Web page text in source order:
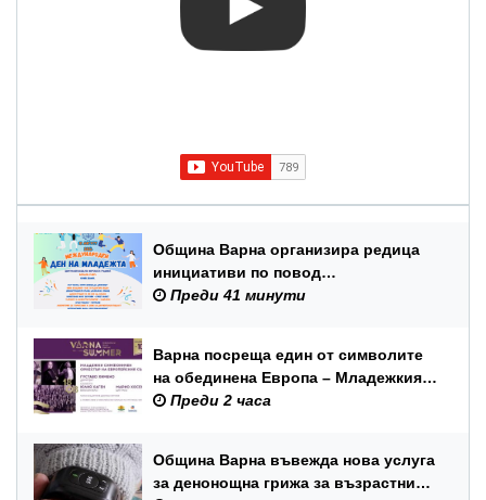
Община Варна организира редица
инициативи по повод
Международния ден на младежта –
Преди 41 минути
Варна посреща един от символите
на обединена Европа – Младежкия
симфоничен оркестър на ЕС
Преди 2 часа
Община Варна въвежда нова услуга
за денонощна грижа за възрастни